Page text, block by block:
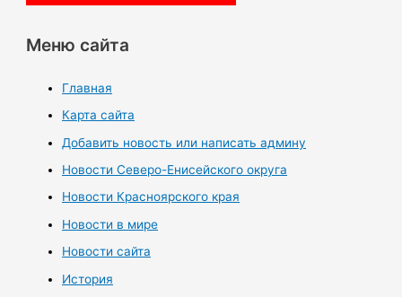
Меню сайта
Главная
Карта сайта
Добавить новость или написать админу
Новости Северо-Енисейского округа
Новости Красноярского края
Новости в мире
Новости сайта
История